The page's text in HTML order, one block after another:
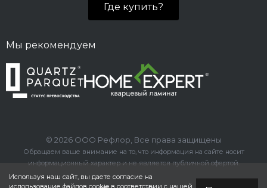
Где купить?
Мы рекомендуем
© 2026 ООО Рефлор, Все права защищены
Обращаем ваше внимание на то, что информация на сайте носит
информационный характер и не является публичной офертой.
Используя наш сайт, вы даете согласие на
использование файлов cookie в соответствии с нашей